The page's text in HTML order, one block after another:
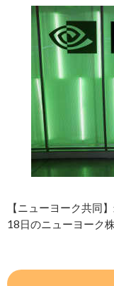
【ニューヨーク共同
18日のニューヨーク